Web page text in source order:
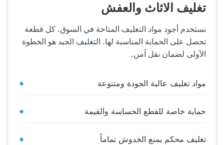
تغليف الاثاث والعفش
نستخدم أجود مواد التغليف المتاحة في السوق. كل قطعة
تحصل على الحماية المناسبة لها. التغليف الجيد هو الخطوة
الأولى لضمان نقل آمن.
مواد تغليف عالية الجودة ومتنوعة
حماية خاصة للقطع الحساسة والقيمة
تغليف محكم يمنع الخدوش تماماً